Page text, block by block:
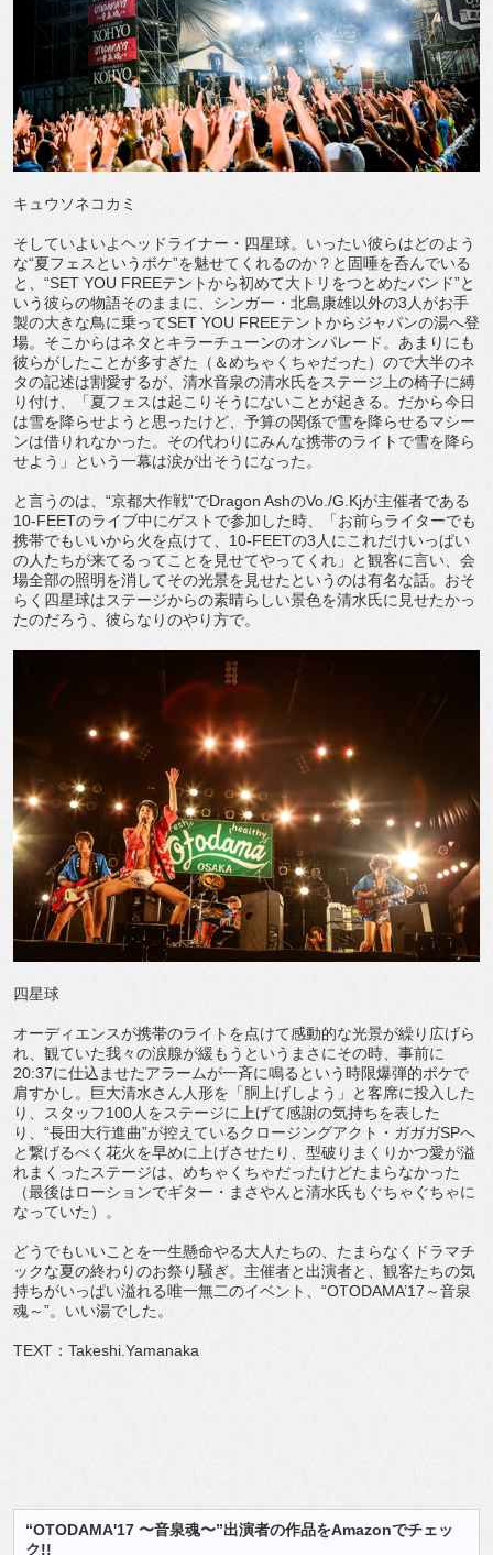
キュウソネコカミ
そしていよいよヘッドライナー・四星球。いったい彼らはどのよう
な“夏フェスというボケ”を魅せてくれるのか？と固唾を呑んでいる
と、“SET YOU FREEテントから初めて大トリをつとめたバンド”と
いう彼らの物語そのままに、シンガー・北島康雄以外の3人がお手
製の大きな鳥に乗ってSET YOU FREEテントからジャパンの湯へ登
場。そこからはネタとキラーチューンのオンパレード。あまりにも
彼らがしたことが多すぎた（＆めちゃくちゃだった）ので大半のネ
タの記述は割愛するが、清水音泉の清水氏をステージ上の椅子に縛
り付け、「夏フェスは起こりそうにないことが起きる。だから今日
は雪を降らせようと思ったけど、予算の関係で雪を降らせるマシー
ンは借りれなかった。その代わりにみんな携帯のライトで雪を降ら
せよう」という一幕は涙が出そうになった。
と言うのは、“京都大作戦”でDragon AshのVo./G.Kjが主催者である
10-FEETのライブ中にゲストで参加した時、「お前らライターでも
携帯でもいいから火を点けて、10-FEETの3人にこれだけいっぱい
の人たちが来てるってことを見せてやってくれ」と観客に言い、会
場全部の照明を消してその光景を見せたというのは有名な話。おそ
らく四星球はステージからの素晴らしい景色を清水氏に見せたかっ
たのだろう、彼らなりのやり方で。
四星球
オーディエンスが携帯のライトを点けて感動的な光景が繰り広げら
れ、観ていた我々の涙腺が緩もうというまさにその時、事前に
20:37に仕込ませたアラームが一斉に鳴るという時限爆弾的ボケで
肩すかし。巨大清水さん人形を「胴上げしよう」と客席に投入した
り、スタッフ100人をステージに上げて感謝の気持ちを表した
り、“長田大行進曲”が控えているクロージングアクト・ガガガSPへ
と繋げるべく花火を早めに上げさせたり、型破りまくりかつ愛が溢
れまくったステージは、めちゃくちゃだったけどたまらなかった
（最後はローションでギター・まさやんと清水氏もぐちゃぐちゃに
なっていた）。
どうでもいいことを一生懸命やる大人たちの、たまらなくドラマチ
ックな夏の終わりのお祭り騒ぎ。主催者と出演者と、観客たちの気
持ちがいっぱい溢れる唯一無二のイベント、“OTODAMA’17～音泉
魂～”。いい湯でした。
TEXT：Takeshi.Yamanaka
“OTODAMA'17 〜音泉魂〜”出演者の作品をAmazonでチェッ
ク!!